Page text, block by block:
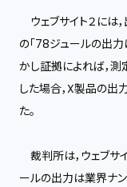
ウェブサイト２には
の「78ジュールの出力
かし証拠によれば，
した場合，X製品の出
た。
裁判所は，ウェブサ
ールの出力は業界ナ